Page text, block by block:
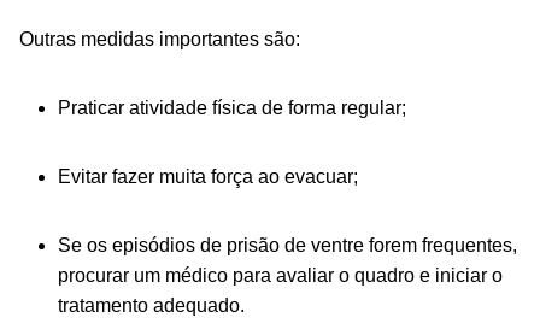
Outras medidas importantes são:
Praticar atividade física de forma regular;
Evitar fazer muita força ao evacuar;
Se os episódios de prisão de ventre forem frequentes,
procurar um médico para avaliar o quadro e iniciar o
tratamento adequado.